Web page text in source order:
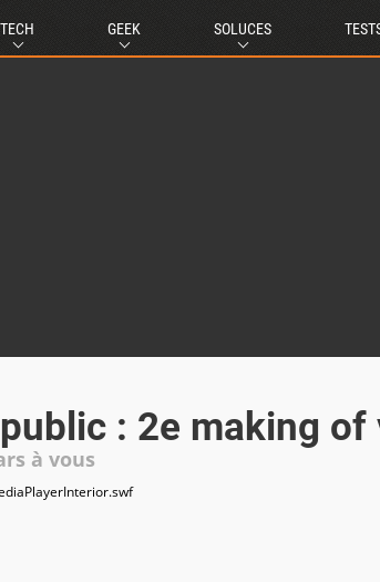
TECH GEEK SOLUCES
: 2e making of
à vous